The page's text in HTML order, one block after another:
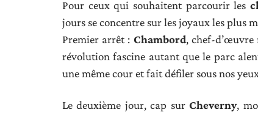
Pour ceux qui souhaitent parcourir les
jours se concentre sur les joyaux les plus
Premier arrêt : Chambord, chef-d’œuvre
révolution fascine autant que le parc
une même cour et fait défiler sous nos
Le deuxième jour, cap surCheverny,